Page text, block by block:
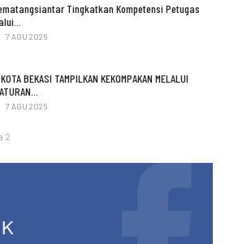
Tingkatkan Kompetensi Petugas
7 AGU 2026
BEKASI TAMPILKAN KEKOMPAKAN MELALUI
7 AGU 2026
2